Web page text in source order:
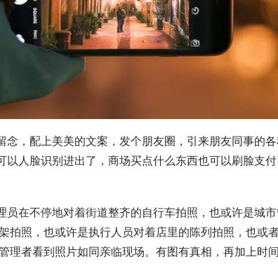
念，配上美美的文案，发个朋友圈，引来朋友同事的
以人脸识别进出了，商场买点什么东西也可以刷脸支
员在不停地对着街道整齐的自行车拍照，也或许是城
拍照，也或许是执行人员对着店里的陈列拍照，也或
理者看到照片如同亲临现场。有图有真相，再加上时